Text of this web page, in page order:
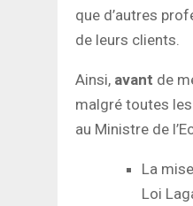
que d’autres
de leurs clients.
Ainsi, avant de
malgré toutes
au Ministre de
La
Loi